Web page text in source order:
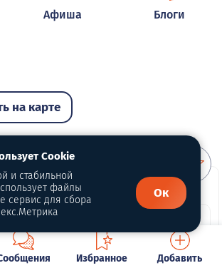
Афиша Блоги
на карте
Избранное Добавить
Cookie
и стабильной
файлы
сервис для сбора
Ок